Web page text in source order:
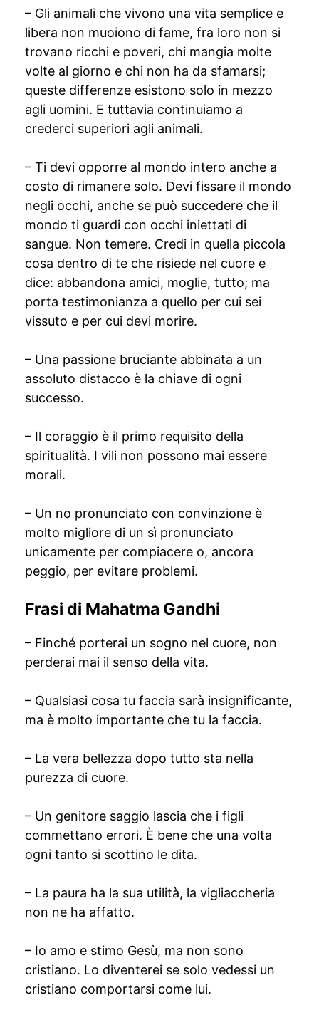
– Gli animali che vivono una vita semplice e
libera non muoiono di fame, fra loro non si
trovano ricchi e poveri, chi mangia molte
volte al giorno e chi non ha da sfamarsi;
queste differenze esistono solo in mezzo
agli uomini. E tuttavia continuiamo a
crederci superiori agli animali.
– Ti devi opporre al mondo intero anche a
costo di rimanere solo. Devi fissare il mondo
negli occhi, anche se può succedere che il
mondo ti guardi con occhi iniettati di
sangue. Non temere. Credi in quella piccola
cosa dentro di te che risiede nel cuore e
dice: abbandona amici, moglie, tutto; ma
porta testimonianza a quello per cui sei
vissuto e per cui devi morire.
– Una passione bruciante abbinata a un
assoluto distacco è la chiave di ogni
successo.
– Il coraggio è il primo requisito della
spiritualità. I vili non possono mai essere
morali.
– Un no pronunciato con convinzione è
molto migliore di un sì pronunciato
unicamente per compiacere o, ancora
peggio, per evitare problemi.
Frasi di Mahatma Gandhi
– Finché porterai un sogno nel cuore, non
perderai mai il senso della vita.
– Qualsiasi cosa tu faccia sarà insignificante,
ma è molto importante che tu la faccia.
– La vera bellezza dopo tutto sta nella
purezza di cuore.
– Un genitore saggio lascia che i figli
commettano errori. È bene che una volta
ogni tanto si scottino le dita.
– La paura ha la sua utilità, la vigliaccheria
non ne ha affatto.
– Io amo e stimo Gesù, ma non sono
cristiano. Lo diventerei se solo vedessi un
cristiano comportarsi come lui.